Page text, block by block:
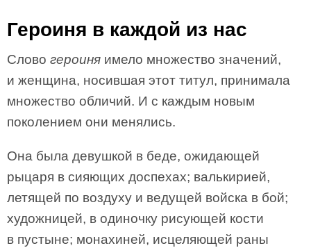
Героиня в каждой из нас
Слово героиня имело множество значений,
и женщина, носившая этот титул, принимала
множество обличий. И с каждым новым
поколением они менялись.
Она была девушкой в беде, ожидающей
рыцаря в сияющих доспехах; валькирией,
летящей по воздуху и ведущей войска в бой;
художницей, в одиночку рисующей кости
в пустыне; монахиней, исцеляющей раны